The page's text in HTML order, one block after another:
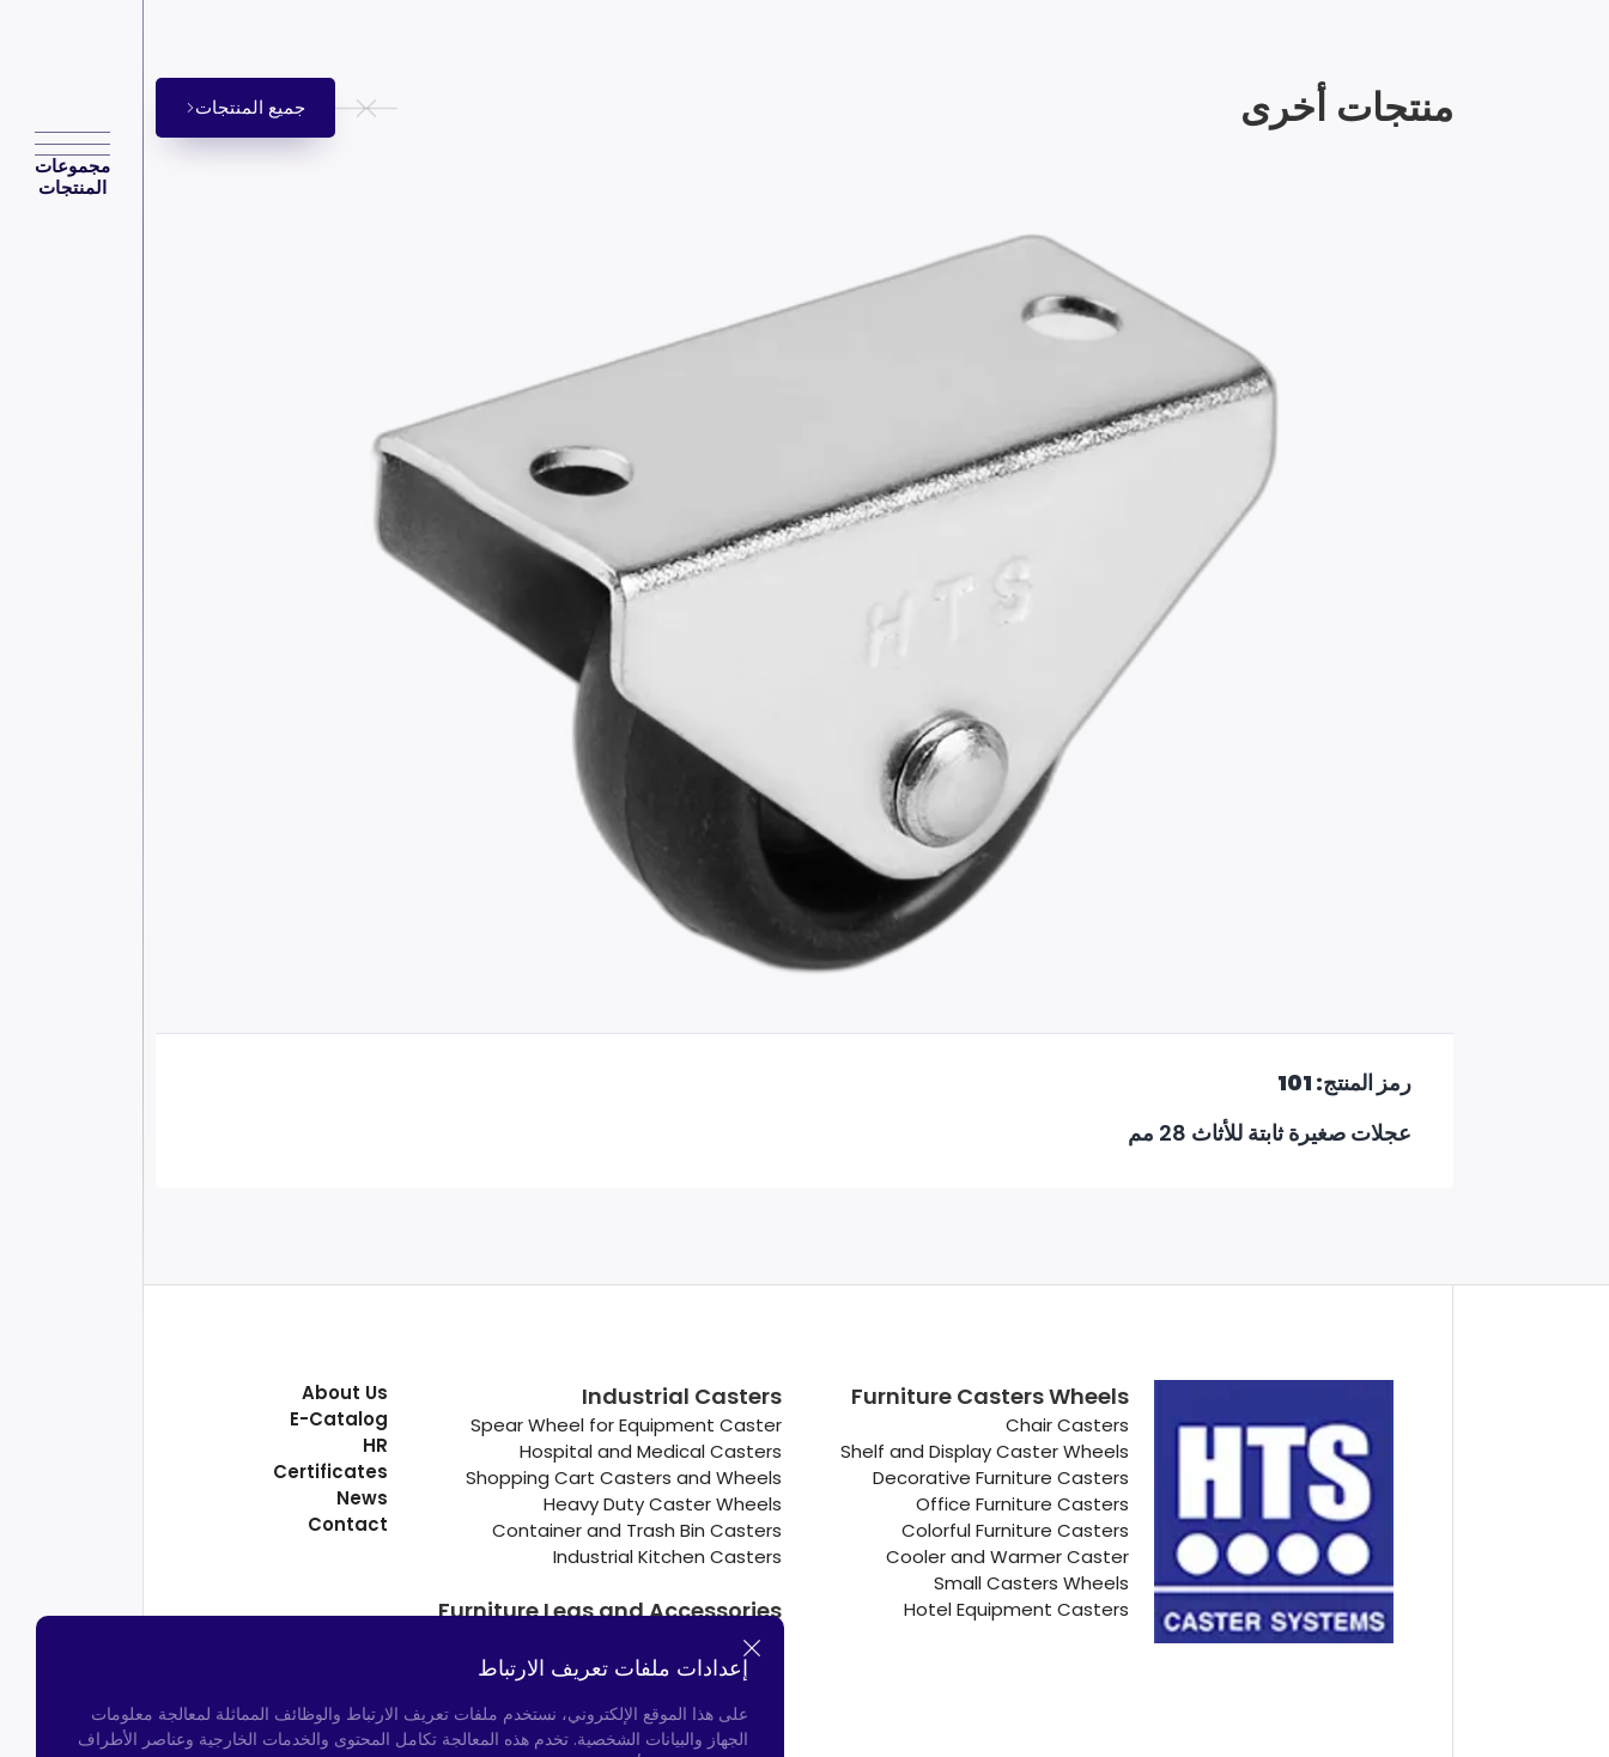
مجموعات
المنتجات
منتجات أخرى جميع المنتجات
رمز المنتج: 101
عجلات صغيرة ثابتة للأثاث 28 مم
Furniture Casters Wheels
Chair Casters
Shelf and Display Caster Wheels
Decorative Furniture Casters
Office Furniture Casters
Colorful Furniture Casters
Cooler and Warmer Caster
Small Casters Wheels
Hotel Equipment Casters
Industrial Casters
Spear Wheel for Equipment Caster
Hospital and Medical Casters
Shopping Cart Casters and Wheels
Heavy Duty Caster Wheels
Container and Trash Bin Casters
Industrial Kitchen Casters
Furniture Legs and Accessories
Connectors
Door Bumpers
About Us
E-Catalog
HR
Certificates
News
Contact
إعدادات ملفات تعريف الارتباط
على هذا الموقع الإلكتروني، نستخدم ملفات تعريف الارتباط والوظائف المماثلة لمعالجة معلومات
الجهاز والبيانات الشخصية. تخدم هذه المعالجة تكامل المحتوى والخدمات الخارجية وعناصر الأطراف